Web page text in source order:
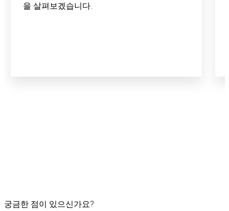
을 살펴보겠습니다.
궁금한 점이 있으신가요?